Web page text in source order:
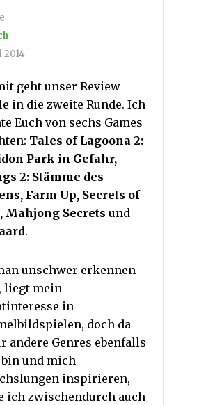
2014
geht unser Review
in die zweite Runde. Ich
Euch von sechs Games
Tales of Lagoona 2:
Park in Gefahr,
2: Stämme des
Farm Up, Secrets of
Mahjong Secrets und
.
unschwer erkennen
liegt mein
in
doch da
andere Genres ebenfalls
und mich
inspirieren,
ich zwischendurch auch